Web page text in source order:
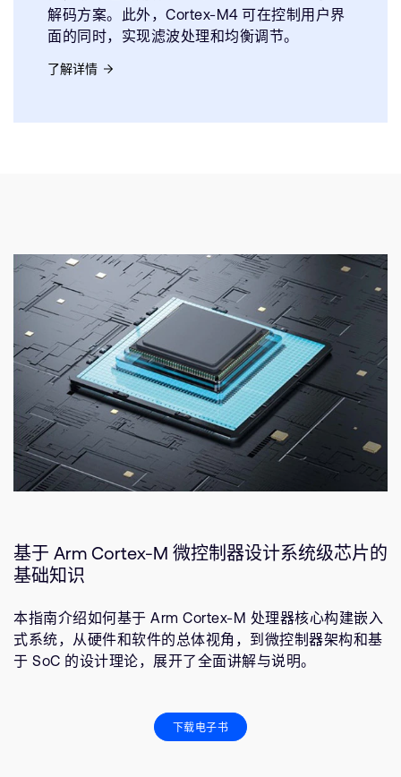
解码方案。此外，Cortex-M4 可在控制用户界
面的同时，实现滤波处理和均衡调节。
了解详情
基于 Arm Cortex-M 微控制器设计系统级芯片的
基础知识
本指南介绍如何基于 Arm Cortex-M 处理器核心构建嵌入
式系统，从硬件和软件的总体视角，到微控制器架构和基
于 SoC 的设计理论，展开了全面讲解与说明。
下载电子书